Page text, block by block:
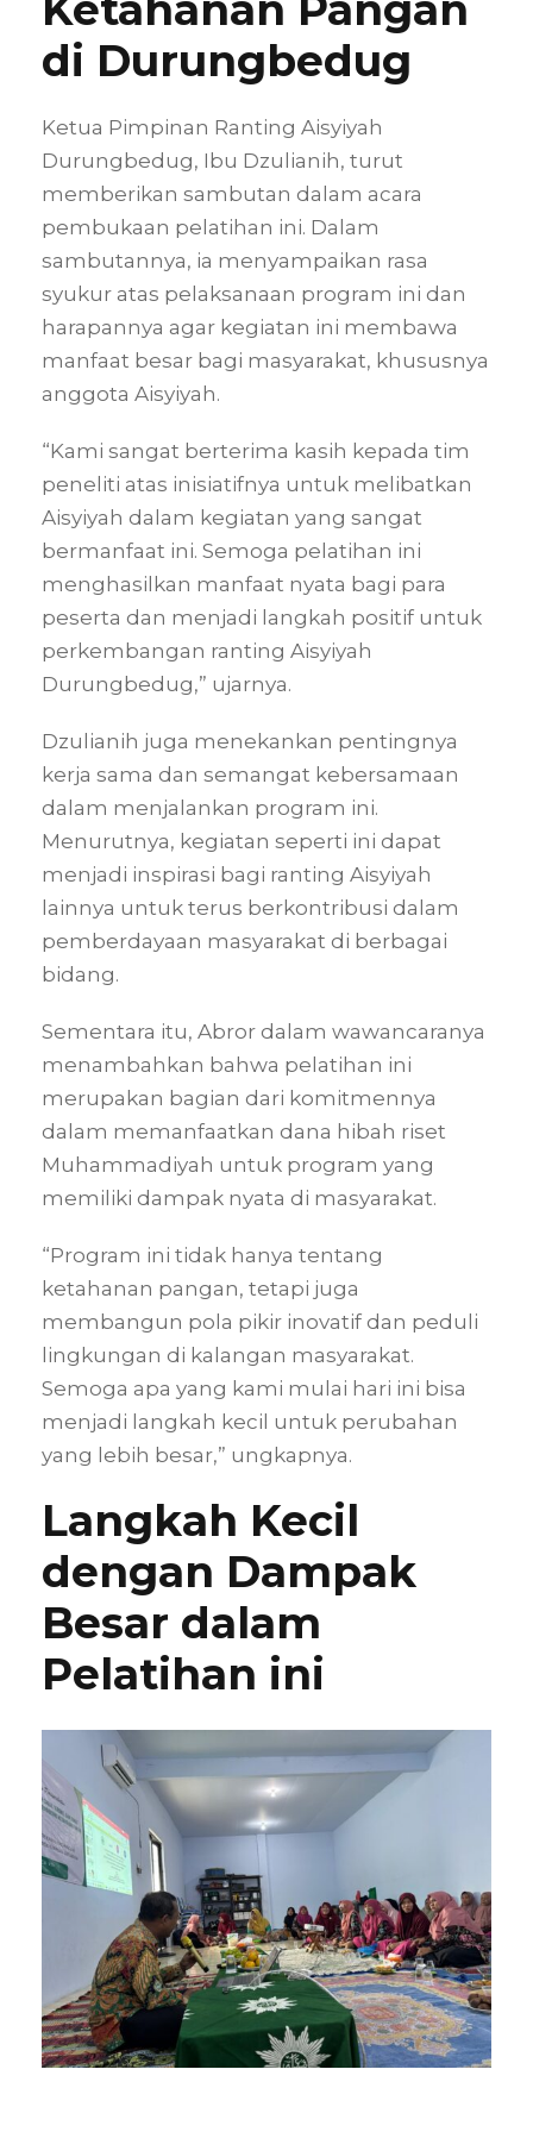
di Durungbedug
Ketua Pimpinan Ranting Aisyiyah
Durungbedug, Ibu Dzulianih, turut
memberikan sambutan dalam acara
pembukaan pelatihan ini. Dalam
sambutannya, ia menyampaikan rasa
syukur atas pelaksanaan program ini dan
harapannya agar kegiatan ini membawa
manfaat besar bagi masyarakat, khususnya
anggota Aisyiyah.
“Kami sangat berterima kasih kepada tim
peneliti atas inisiatifnya untuk melibatkan
Aisyiyah dalam kegiatan yang sangat
bermanfaat ini. Semoga pelatihan ini
menghasilkan manfaat nyata bagi para
peserta dan menjadi langkah positif untuk
perkembangan ranting Aisyiyah
Durungbedug,” ujarnya.
Dzulianih juga menekankan pentingnya
kerja sama dan semangat kebersamaan
dalam menjalankan program ini.
Menurutnya, kegiatan seperti ini dapat
menjadi inspirasi bagi ranting Aisyiyah
lainnya untuk terus berkontribusi dalam
pemberdayaan masyarakat di berbagai
bidang.
Sementara itu, Abror dalam wawancaranya
menambahkan bahwa pelatihan ini
merupakan bagian dari komitmennya
dalam memanfaatkan dana hibah riset
Muhammadiyah untuk program yang
memiliki dampak nyata di masyarakat.
“Program ini tidak hanya tentang
ketahanan pangan, tetapi juga
membangun pola pikir inovatif dan peduli
lingkungan di kalangan masyarakat.
Semoga apa yang kami mulai hari ini bisa
menjadi langkah kecil untuk perubahan
yang lebih besar,” ungkapnya.
Langkah Kecil
dengan Dampak
Besar dalam
Pelatihan ini